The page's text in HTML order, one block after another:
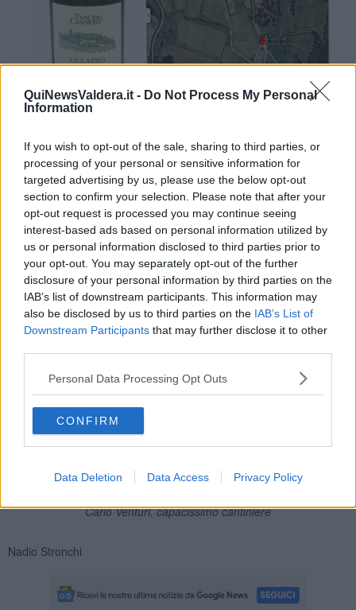
QuiNewsValdera.it - Do Not Process My Personal
Information
If you wish to opt-out of the sale, sharing to third parties, or
processing of your personal or sensitive information for
targeted advertising by us, please use the below opt-out
section to confirm your selection. Please note that after your
opt-out request is processed you may continue seeing
interest-based ads based on personal information utilized by
us or personal information disclosed to third parties prior to
your opt-out. You may separately opt-out of the further
disclosure of your personal information by third parties on the
IAB’s list of downstream participants. This information may
also be disclosed by us to third parties on the IAB’s List of
Downstream Participants that may further disclose it to other
Personal Data Processing Opt Outs
CONFIRM
Data Deletion Data Access Privacy Policy
Sopra il vino degustato e la pianta del luogo della Tenuta di
Canneto, Soc Agricola AR.L
Descrizione del vino: “Lillatro garbato” Bianco IGT, fatto con uve di
Chardonnay, Vionier, Vermentino e Sauvignon Blanc. Mi ha dato le
seguenti sensazioni. Colore: giallo paglierino con riflessi verdognoli.
Profumo: Bouquet armonico e intenso, sentori di frutti acerbi e
pesca. Gusto: armonico, fresco, si ripete il fruttato con una
persistenza notevole, armonico e sapido.Paragonabile a uno dei
migliori Chablis
Carlo Venturi, capacissimo cantiniere
Nadio Stronchi